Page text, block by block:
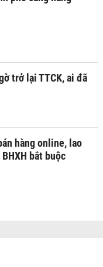
trở lại TTCK, ai đã
hàng online, lao
bắt buộc